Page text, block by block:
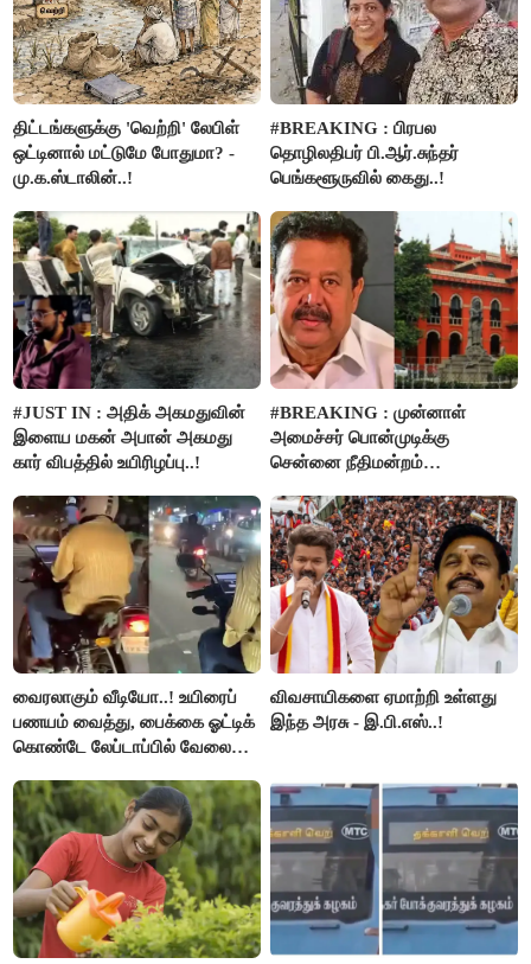
திட்டங்களுக்கு 'வெற்றி' லேபிள்
ஒட்டினால் மட்டுமே போதுமா? -
மு.க.ஸ்டாலின்..!
#BREAKING : பிரபல
தொழிலதிபர் பி.ஆர்.சுந்தர்
பெங்களூருவில் கைது..!
#JUST IN : அதிக் அகமதுவின்
இளைய மகன் அபான் அகமது
கார் விபத்தில் உயிரிழப்பு..!
#BREAKING : முன்னாள்
அமைச்சர் பொன்முடிக்கு
சென்னை நீதிமன்றம்
வைரலாகும் வீடியோ..! உயிரைப்
பணயம் வைத்து, பைக்கை ஓட்டிக்
கொண்டே லேப்டாப்பில் வேலை
விவசாயிகளை ஏமாற்றி உள்ளது
இந்த அரசு - இ.பி.எஸ்..!